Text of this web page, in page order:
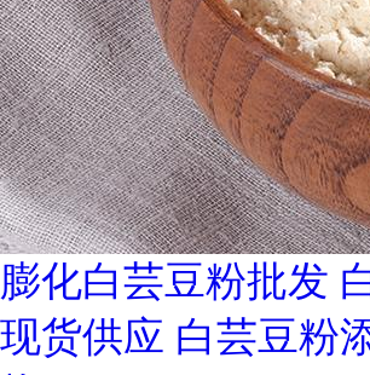
膨化白芸豆粉批发
现货供应 白芸豆粉